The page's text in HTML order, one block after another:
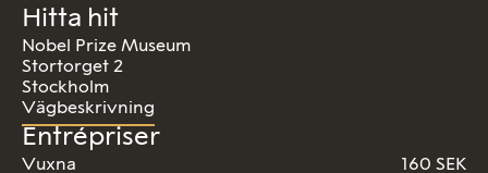
Hitta hit
Nobel Prize Museum
Stortorget 2
Stockholm
Vägbeskrivning
Entrépriser
Vuxna
160 SEK